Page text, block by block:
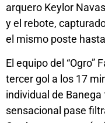
arquero Keylor
y el rebote,
el mismo poste
El equipo del “Ogro”
tercer gol a los 17
individual de
sensacional pase